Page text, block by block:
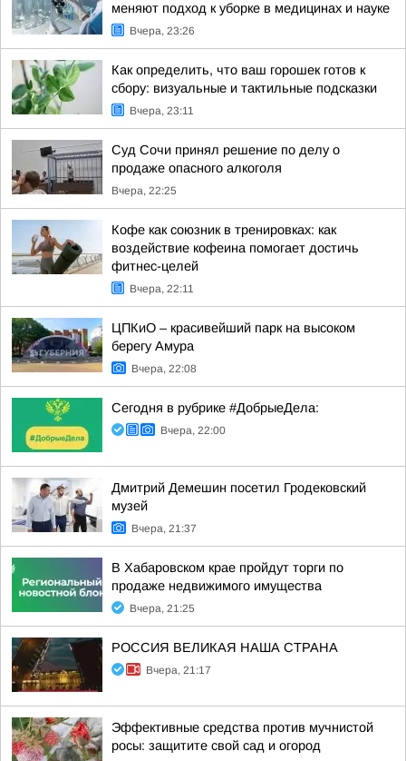
меняют подход к уборке в медицинах и науке
Вчера, 23:26
Как определить, что ваш горошек готов к
сбору: визуальные и тактильные подсказки
Вчера, 23:11
Суд Сочи принял решение по делу о
продаже опасного алкоголя
Вчера, 22:25
Кофе как союзник в тренировках: как
воздействие кофеина помогает достичь
фитнес-целей
Вчера, 22:11
ЦПКиО – красивейший парк на высоком
берегу Амура
Вчера, 22:08
Сегодня в рубрике #ДобрыеДела:
Вчера, 22:00
Дмитрий Демешин посетил Гродековский
музей
Вчера, 21:37
В Хабаровском крае пройдут торги по
продаже недвижимого имущества
Вчера, 21:25
РОССИЯ ВЕЛИКАЯ НАША СТРАНА
Вчера, 21:17
Эффективные средства против мучнистой
росы: защитите свой сад и огород